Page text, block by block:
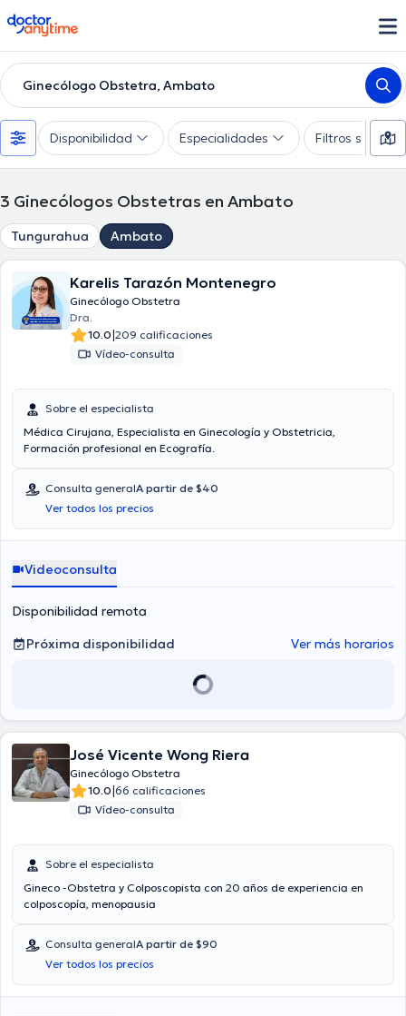
doctoranytime
Ginecólogo Obstetra, Ambato
Disponibilidad Especialidades Filtros
3 Ginecólogos Obstetras en Ambato
Tungurahua Ambato
Karelis Tarazón Montenegro
Ginecólogo Obstetra
Dra.
10.0|209 calificaciones
Vídeo-consulta
Sobre el especialista
Médica Cirujana, Especialista en Ginecología y Obstetricia,
Formación profesional en Ecografía.
Consulta generalA partir de $40
Ver todos los precios
Videoconsulta
Disponibilidad remota
Próxima disponibilidad
Ver más horarios
José Vicente Wong Riera
Ginecólogo Obstetra
10.0|66 calificaciones
Vídeo-consulta
Sobre el especialista
Gineco -Obstetra y Colposcopista con 20 años de experiencia en
colposcopía, menopausia
Consulta generalA partir de $90
Ver todos los precios